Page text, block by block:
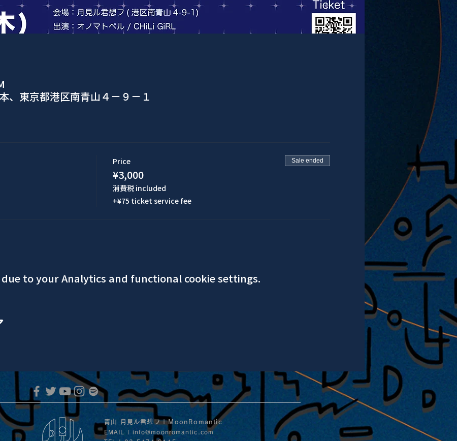
、東京都港区南青山４−９−１
Price
¥3,000
消費税 included
+¥75 ticket service fee
Sale ended
to your Analytics and functional cookie settings.
青山 月見ル君想フ | MoonRomantic
EMAIL |
info@moonromantic.com